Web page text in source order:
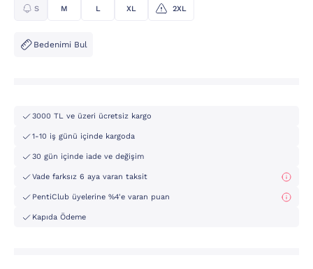
S M L XL 2XL
Bedenimi Bul
3000 TL ve üzeri ücretsiz kargo
1-10 iş günü içinde kargoda
30 gün içinde iade ve değişim
Vade farksız 6 aya varan taksit
PentiClub üyelerine %4'e varan puan
Kapıda Ödeme